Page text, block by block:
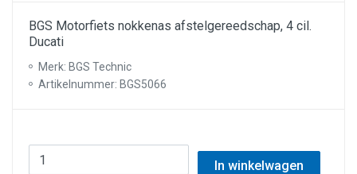
BGS Motorfiets nokkenas afstelgereedschap, 4 cil.
Ducati
Merk: BGS Technic
Artikelnummer: BGS5066
In winkelwagen